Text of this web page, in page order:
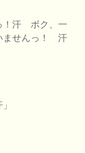
！汗 ボク、一
ませんっ！ 汗